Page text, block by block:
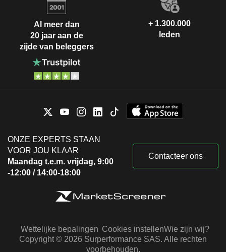
Al meer dan
20 jaar aan de
zijde van beleggers
+ 1.300.000
leden
ONZE EXPERTS STAAN
VOOR JOU KLAAR
Maandag t.e.m. vrijdag, 9:00
-12:00 / 14:00-18:00
Contacteer ons
Wettelijke bepalingen Cookies instellenWie zijn wij?
Copyright © 2026 Surperformance SAS. Alle rechten
voorbehouden.